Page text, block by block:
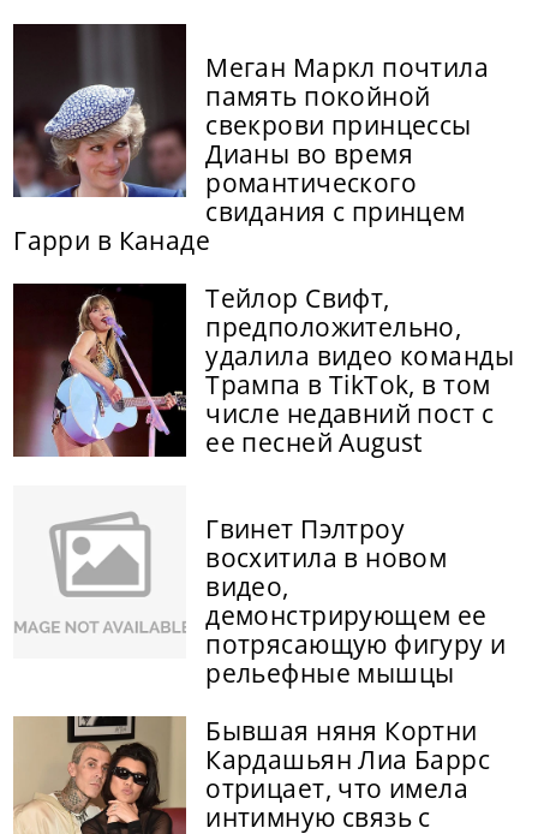
Меган Маркл почтила
память покойной
свекрови принцессы
Дианы во время
романтического
свидания с принцем
Гарри в Канаде
Тейлор Свифт,
предположительно,
удалила видео команды
Трампа в TikTok, в том
числе недавний пост с
ее песней August
Гвинет Пэлтроу
восхитила в новом
видео,
демонстрирующем ее
потрясающую фигуру и
рельефные мышцы
Бывшая няня Кортни
Кардашьян Лиа Баррс
отрицает, что имела
интимную связь с